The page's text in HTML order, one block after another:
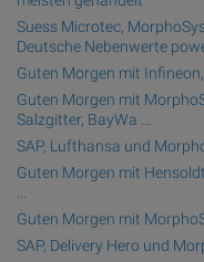
Suess Microtec,
Deutsche Nebenwerte
Guten Morgen mit
Guten Morgen mit
Salzgitter, BayWa ...
SAP, Lufthansa und
Guten Morgen mit
Guten Morgen mit
SAP, Delivery Hero und